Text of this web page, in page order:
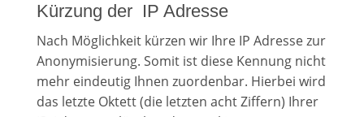
Kürzung der IP Adresse
Nach Möglichkeit kürzen wir Ihre IP Adresse zur
Anonymisierung. Somit ist diese Kennung nicht
mehr eindeutig Ihnen zuordenbar. Hierbei wird
das letzte Oktett (die letzten acht Ziffern) Ihrer